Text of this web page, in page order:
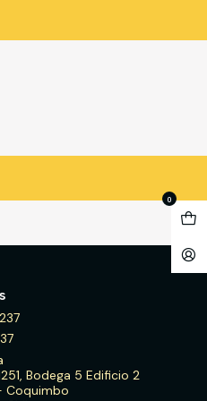
0
Bodega 5 Edificio 2
Coquimbo